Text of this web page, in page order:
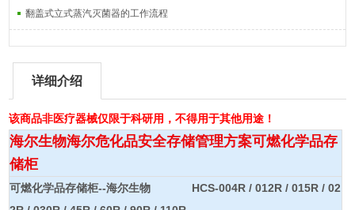
翻盖式立式蒸汽灭菌器的工作流程
详细介绍
该商品非医疗器械仅限于科研用，不得用于其他用途！
海尔生物海尔危化品安全存储管理方案可燃化学品存
储柜
可燃化学品存储柜--海尔生物 HCS-004R / 012R / 015R / 02